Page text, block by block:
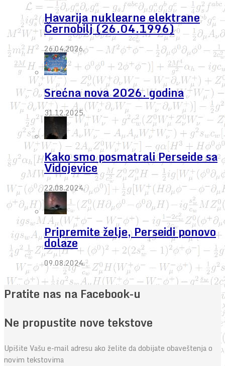
Havarija nuklearne elektrane
Černobilj (26.04.1996)
26.04.2026.
Srećna nova 2026. godina
31.12.2025.
Kako smo posmatrali Perseide sa
Vidojevice
22.08.2024.
Pripremite želje, Perseidi ponovo
dolaze
09.08.2024.
Pratite nas na Facebook-u
Ne propustite nove tekstove
Upišite Vašu e-mail adresu ako želite da dobijate obaveštenja o
novim tekstovima